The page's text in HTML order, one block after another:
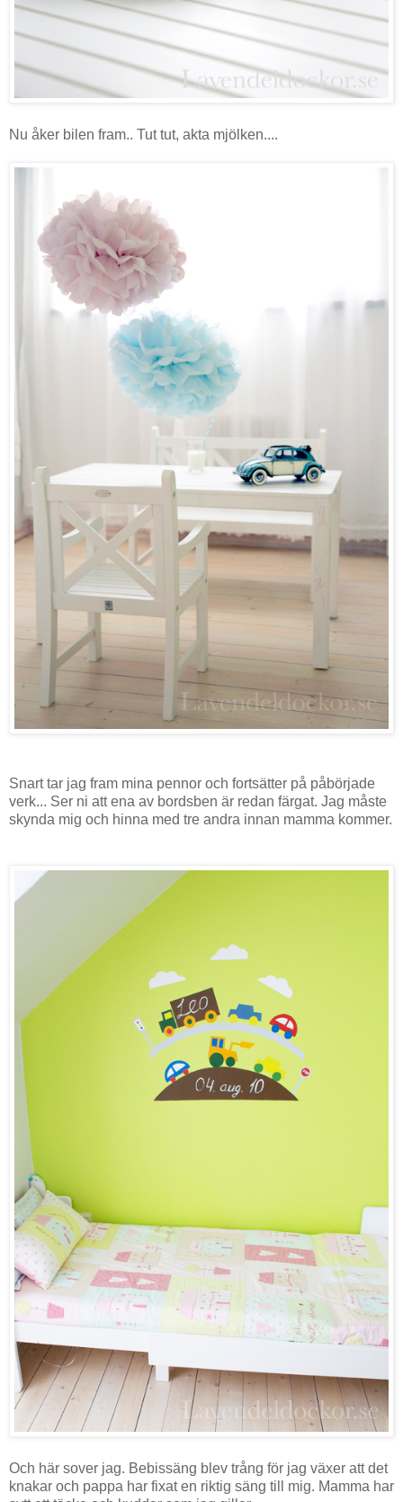
Nu åker bilen fram.. Tut tut, akta mjölken....
Snart tar jag fram mina pennor och fortsätter på påbörjade
verk... Ser ni att ena av bordsben är redan färgat. Jag måste
skynda mig och hinna med tre andra innan mamma kommer.
Och här sover jag. Bebissäng blev trång för jag växer att det
knakar och pappa har fixat en riktig säng till mig. Mamma har